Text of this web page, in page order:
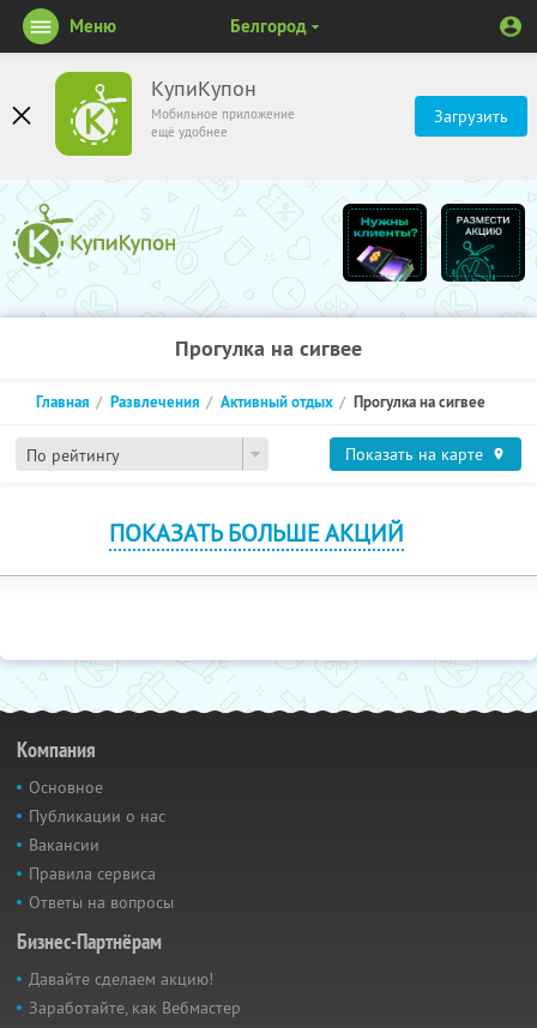
КупиКупон
Мобильное приложение
ещё удобнее
Загрузить
Меню Белгород
Прогулка на сигвее
По рейтингу
Главная Развлечения Активный отдых Прогулка на сигвее
Показать на карте
ПОКАЗАТЬ БОЛЬШЕ АКЦИЙ
Компания
Основное
Публикации о нас
Вакансии
Правила сервиса
Ответы на вопросы
Бизнес-Партнёрам
Давайте сделаем акцию!
Заработайте, как Вебмастер